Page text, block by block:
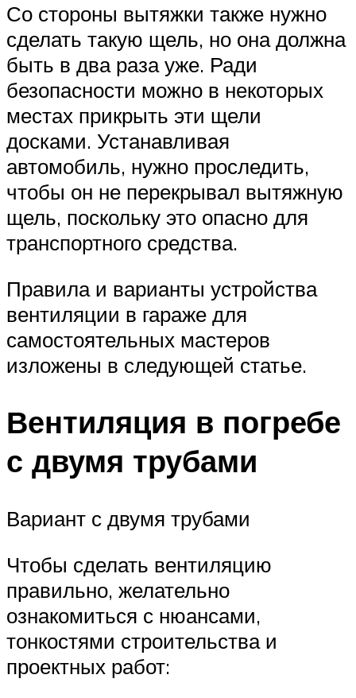
Со стороны вытяжки также нужно
сделать такую щель, но она должна
быть в два раза уже. Ради
безопасности можно в некоторых
местах прикрыть эти щели
досками. Устанавливая
автомобиль, нужно проследить,
чтобы он не перекрывал вытяжную
щель, поскольку это опасно для
транспортного средства.
Правила и варианты устройства
вентиляции в гараже для
самостоятельных мастеров
изложены в следующей статье.
Вентиляция в погребе
с двумя трубами
Вариант с двумя трубами
Чтобы сделать вентиляцию
правильно, желательно
ознакомиться с нюансами,
тонкостями строительства и
проектных работ: